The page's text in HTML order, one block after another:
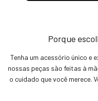
Porque
Tenha um acessório único e
nossas peças são feitas à
o cuidado que você merece.